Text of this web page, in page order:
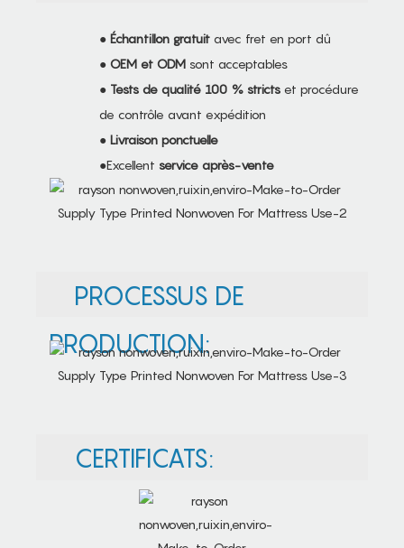
● Échantillon gratuit avec fret en port dû
● OEM et ODM sont acceptables
● Tests de qualité 100 % stricts et procédure
de contrôle avant expédition
● Livraison ponctuelle
●Excellent service après-vente
PROCESSUS DE
PRODUCTION:
CERTIFICATS: